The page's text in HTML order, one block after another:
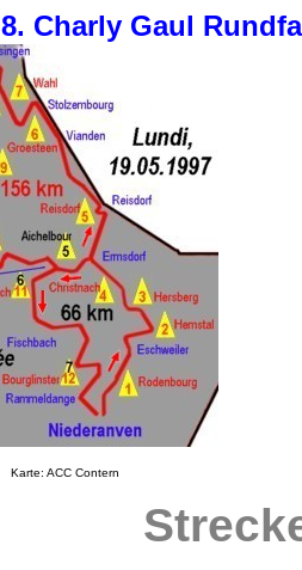
8. Charly Gaul
Karte: ACC Contern